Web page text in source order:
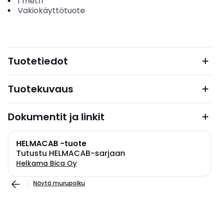
Vakiokäyttötuote
Tuotetiedot
Tuotekuvaus
Dokumentit ja linkit
HELMACAB -tuote
Tutustu HELMACAB-sarjaan
Helkama Bica Oy
Näytä murupolku